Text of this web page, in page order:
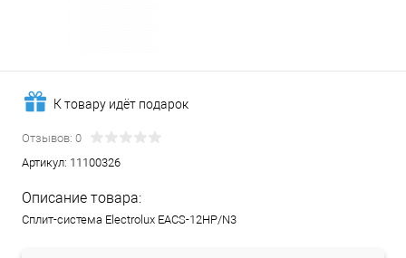
К товару идёт подарок
Отзывов: 0
Артикул: 11100326
Описание товара:
Сплит-система Electrolux EACS-12HP/N3